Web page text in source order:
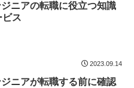
ジニアの転職に役立つ知識
ビス
2023.09.14
ジニアが転職する前に確認